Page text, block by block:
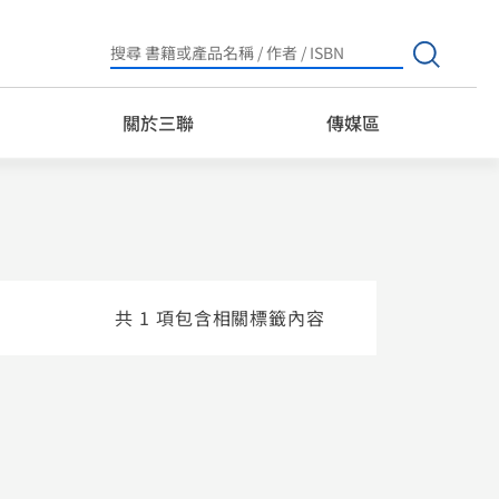
Search
for:
關於三聯 傳媒區
共 1 項包含相關標籤內容